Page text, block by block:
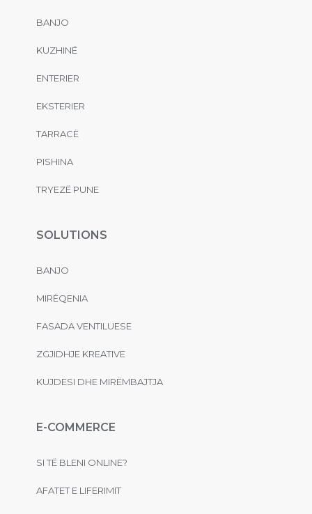
BANJO
KUZHINË
ENTERIER
EKSTERIER
TARRACË
PISHINA
TRYEZË PUNE
SOLUTIONS
BANJO
MIRËQENIA
FASADA VENTILUESE
ZGJIDHJE KREATIVE
KUJDESI DHE MIRËMBAJTJA
E-COMMERCE
SI TË BLENI ONLINE?
AFATET E LIFERIMIT